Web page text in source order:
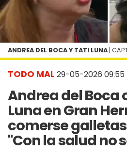
TODO MAL 29-05-2026 09:55
Andrea del Boca
Luna en Gran
comerse galletas
"Con la salud no
ANDREA DEL BOCA Y TATI LUNA |